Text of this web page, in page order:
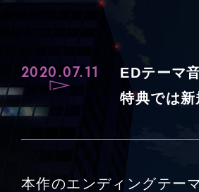
S
2020.07.11
EDテーマ
特典では
本作のエンディングテー